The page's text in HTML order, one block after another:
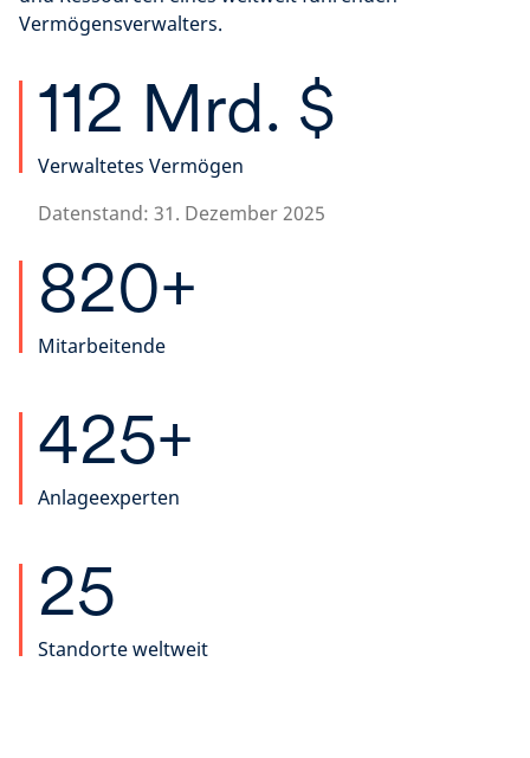
Vermögensverwalters.
112 Mrd. $
Verwaltetes Vermögen
Datenstand: 31. Dezember 2025
820+
Mitarbeitende
425+
Anlageexperten
25
Standorte weltweit